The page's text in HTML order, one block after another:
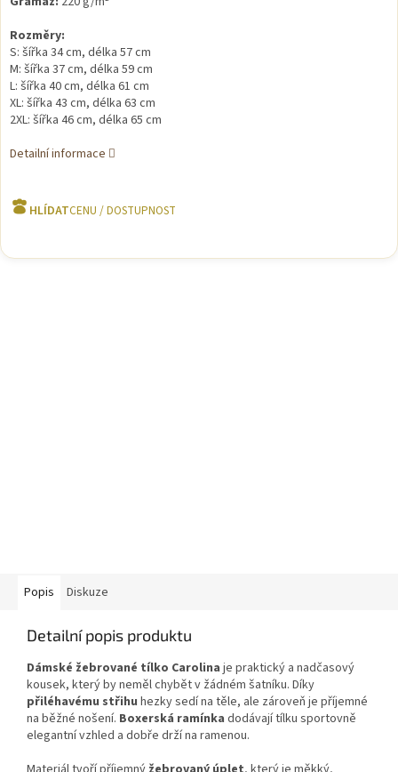
Rozměry:
S: šířka 34 cm, délka 57 cm
M: šířka 37 cm, délka 59 cm
L: šířka 40 cm, délka 61 cm
XL: šířka 43 cm, délka 63 cm
2XL: šířka 46 cm, délka 65 cm
Detailní informace
HLÍDAT
Popis Diskuze
Detailní popis produktu
Dámské žebrované tílko Carolina je praktický a nadčasový
kousek, který by neměl chybět v žádném šatníku. Díky
přiléhavému střihu hezky sedí na těle, ale zároveň je příjemné
na běžné nošení. Boxerská ramínka dodávají tílku sportovně
elegantní vzhled a dobře drží na ramenou.